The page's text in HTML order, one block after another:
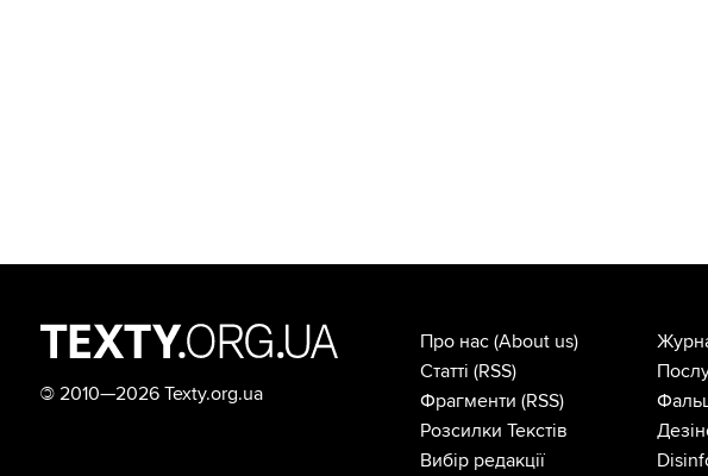
© 2010—2026 Texty.org.ua
Про нас (About us)
Статті (RSS)
Фрагменти (RSS)
Розсилки Текстів
Вибір редакції